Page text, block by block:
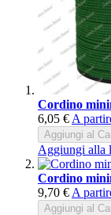
Cordino
6,05 € A
Aggiungi al
Aggiungi alla
Cordino
9,70 € A
Aggiungi al